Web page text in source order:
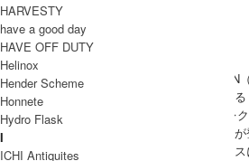
PUMA(プーマ)より、『T7 TRACK BLOUSON
スポーツの機能性と日常のスタイルを横断す
PLUS（プロジェクト プーマ プラス）」コレ
に溶け込むハイセンスなトラックジャケットが
PUMAの名作「T7 TRACK JACKET」をベー
HARVESTY
have a good day
HAVE OFF DUTY
Helinox
Hender Scheme
Honnete
Hydro Flask
I
ICHI Antiquites